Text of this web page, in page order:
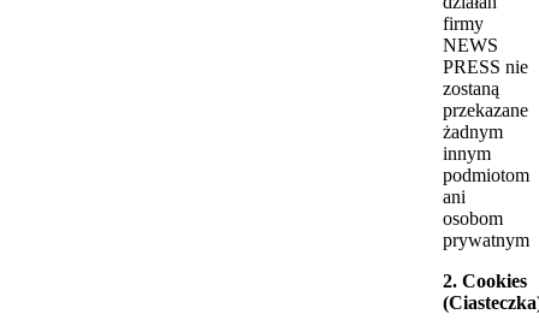
firmy
NEWS
PRESS nie
zostaną
przekazane
żadnym
innym
podmiotom
ani
osobom
prywatnym
2. Cookies